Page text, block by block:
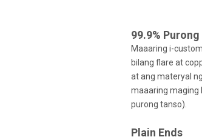
99.9%
Maaaring i-
bilang flare at
at ang materyal
maaaring maging
purong tanso).
Plain Ends